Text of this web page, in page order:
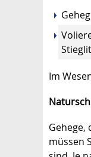
Im
Gehege,
müssen